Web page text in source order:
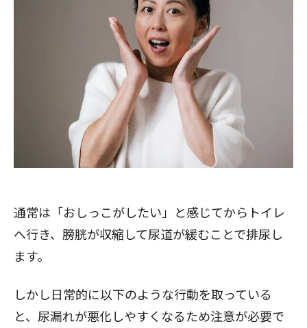
通常は「おしっこがしたい」と感じてからトイレ
へ行き、膀胱が収縮して尿道が緩むことで排尿し
ます。
しかし日常的に以下のような行動を取っている
と、尿漏れが悪化しやすくなるため注意が必要で